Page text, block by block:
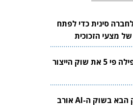
סינית כדי לפתח
מצעי הזכוכית
"המלחמה הכפילה פי 5 את שוק הייצור
צוואר הבקבוק הבא בשוק ה-AI אורב